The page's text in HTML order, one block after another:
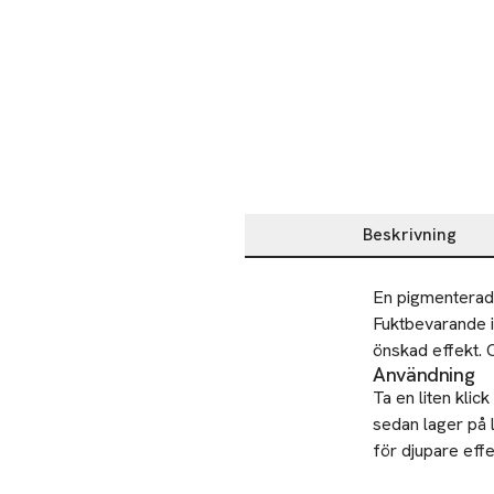
Beskrivning
Beskrivning
En
önskad effekt.
Användning
Ta en liten
sedan lager på
för djupare